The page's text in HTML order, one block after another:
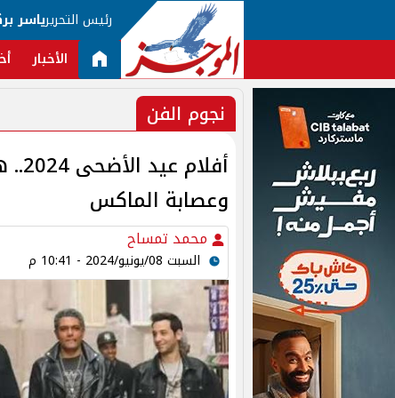
رئيس التحريرياسر
الأخبار
نجوم الفن
وعصابة الماكس
محمد تمساح
السبت 08/يونيو/2024 - 10:41 م